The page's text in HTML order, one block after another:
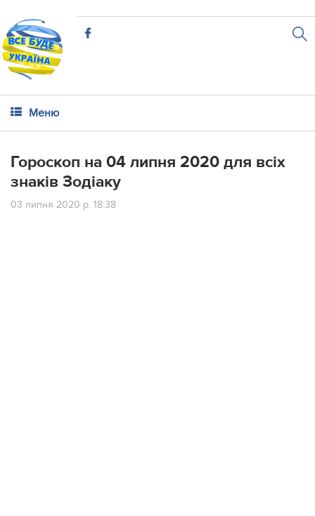
Меню
Гороскоп на 04 липня 2020 для всіх
знаків Зодіаку
03 липня 2020 р. 18:38